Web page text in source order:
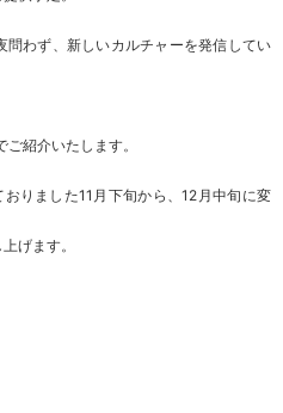
わず、新しいカルチャーを発信してい
紹介いたします。
りました11月下旬から、12月中旬に変
げます。